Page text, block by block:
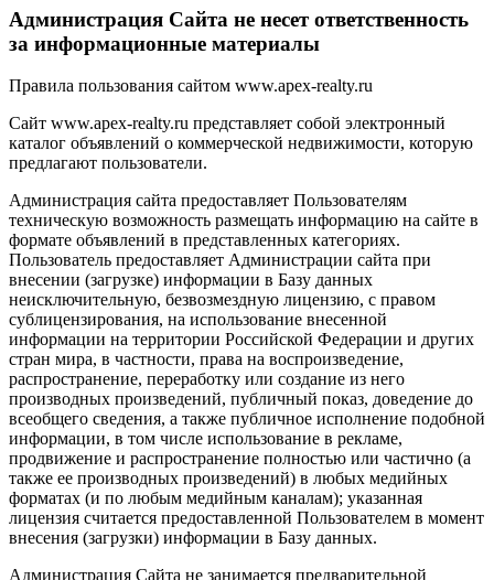
Администрация Сайта не несет ответственность
за информационные материалы
Правила пользования сайтом www.apex-realty.ru
Сайт www.apex-realty.ru представляет собой электронный
каталог объявлений о коммерческой недвижимости, которую
предлагают пользователи.
Администрация сайта предоставляет Пользователям
техническую возможность размещать информацию на сайте в
формате объявлений в представленных категориях.
Пользователь предоставляет Администрации сайта при
внесении (загрузке) информации в Базу данных
неисключительную, безвозмездную лицензию, с правом
сублицензирования, на использование внесенной
информации на территории Российской Федерации и других
стран мира, в частности, права на воспроизведение,
распространение, переработку или создание из него
производных произведений, публичный показ, доведение до
всеобщего сведения, а также публичное исполнение подобной
информации, в том числе использование в рекламе,
продвижение и распространение полностью или частично (а
также ее производных произведений) в любых медийных
форматах (и по любым медийным каналам); указанная
лицензия считается предоставленной Пользователем в момент
внесения (загрузки) информации в Базу данных.
Администрация Сайта не занимается предварительной